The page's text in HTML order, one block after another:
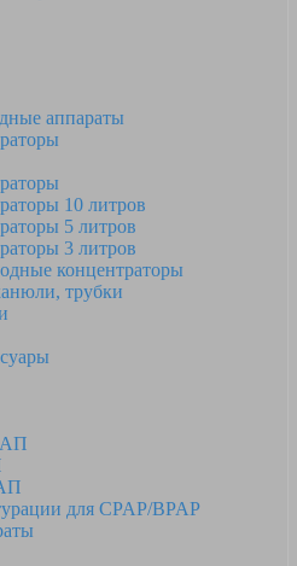
аппараты
10 литров
5 литров
3 литров
концентраторы
трубки
для CPAP/BPAP